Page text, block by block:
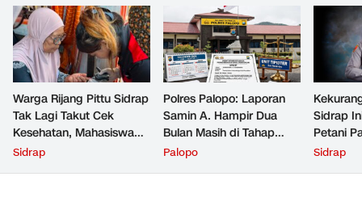
Warga Rijang Pittu Sidrap
Tak Lagi Takut Cek
Kesehatan, Mahasiswa
Unhas Datangi Rumah
Sidrap
Polres Palopo: Laporan
Samin A. Hampir Dua
Bulan Masih di Tahap
Penelitian, Kepastian
Palopo
Sidrap
Petani
Cannon
Sidrap